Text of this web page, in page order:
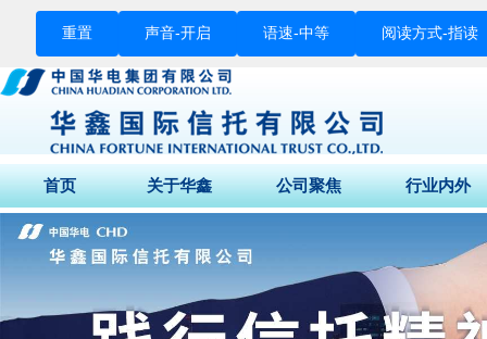
重置 声音-开启 语速-中等 阅读方式-指读
首页 关于华鑫
公司介绍
公司荣誉
公司聚焦 行业内外
行业要闻
征信专栏